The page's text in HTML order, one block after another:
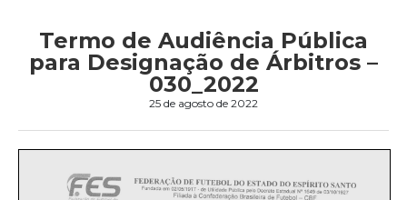
Termo de Audiência Pública
para Designação de Árbitros –
030_2022
25 de agosto de 2022